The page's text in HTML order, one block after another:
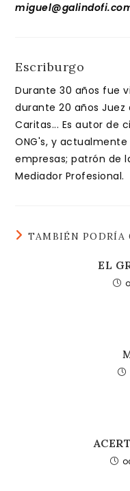
Escriburgo
Durante 30 años fue
durante 20 años Juez
Caritas... Es autor de
ONG's, y actualmente
empresas; patrón de
Mediador Profesional.
TAMBIÉN PODRÍA
EL